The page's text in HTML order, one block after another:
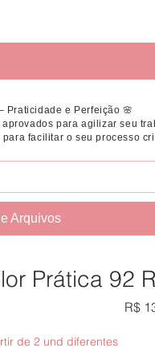
Praticidade e Perfeição 🌸
para agilizar seu
para facilitar o seu processo
Arquivos
Prática 92
R$
de 2 und diferentes